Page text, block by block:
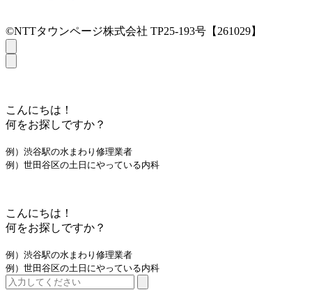
©NTTタウンページ株式会社 TP25-193号【261029】
こんにちは！
何をお探しですか？
例）渋谷駅の水まわり修理業者
例）世田谷区の土日にやっている内科
こんにちは！
何をお探しですか？
例）渋谷駅の水まわり修理業者
例）世田谷区の土日にやっている内科